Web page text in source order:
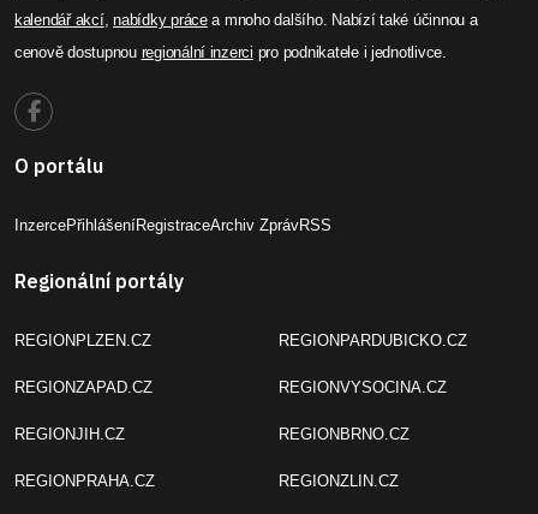
kalendář akcí,nabídky prácea mnoho dalšího. Nabízí také účinnou a
cenově dostupnou regionální inzerci pro podnikatele i jednotlivce.
O portálu
InzercePřihlášeníRegistraceArchiv ZprávRSS
Regionální portály
REGIONPLZEN.CZ
REGIONZAPAD.CZ
REGIONJIH.CZ
REGIONPRAHA.CZ
REGIONPARDUBICKO.CZ
REGIONVYSOCINA.CZ
REGIONBRNO.CZ
REGIONZLIN.CZ